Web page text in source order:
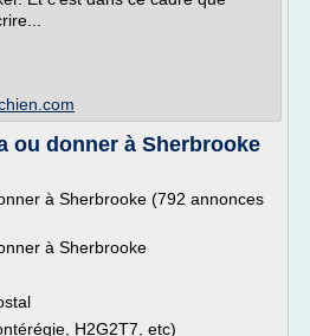
ou donner à Sherbrooke
à Sherbrooke (792 annonces
à Sherbrooke
H2G2T7, etc)